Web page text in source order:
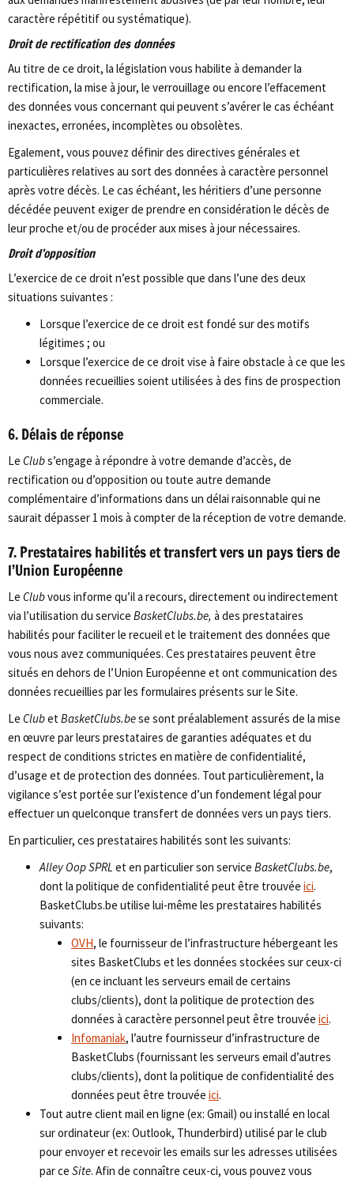
caractère répétitif ou systématique).
Droit de rectification des données
Au titre de ce droit, la législation vous habilite à demander la
rectification, la mise à jour, le verrouillage ou encore l’effacement
des données vous concernant qui peuvent s’avérer le cas échéant
inexactes, erronées, incomplètes ou obsolètes.
Egalement, vous pouvez définir des directives générales et
particulières relatives au sort des données à caractère personnel
après votre décès. Le cas échéant, les héritiers d’une personne
décédée peuvent exiger de prendre en considération le décès de
leur proche et/ou de procéder aux mises à jour nécessaires.
Droit d’opposition
L’exercice de ce droit n’est possible que dans l’une des deux
situations suivantes :
Lorsque l’exercice de ce droit est fondé sur des motifs
légitimes ; ou
Lorsque l’exercice de ce droit vise à faire obstacle à ce que les
données recueillies soient utilisées à des fins de prospection
commerciale.
6. Délais de réponse
Le Clubs’engage à répondre à votre demande d’accès, de
rectification ou d’opposition ou toute autre demande
complémentaire d’informations dans un délai raisonnable qui ne
saurait dépasser 1 mois à compter de la réception de votre demande.
7. Prestataires habilités et transfert vers un pays tiers de
l’Union Européenne
Le Clubvous informe qu’il a recours, directement ou indirectement
via l’utilisation du service BasketClubs.be, à des prestataires
habilités pour faciliter le recueil et le traitement des données que
vous nous avez communiquées. Ces prestataires peuvent être
situés en dehors de l’Union Européenne et ont communication des
données recueillies par les formulaires présents sur le Site.
Le ClubetBasketClubs.bese sont préalablement assurés de la mise
en œuvre par leurs prestataires de garanties adéquates et du
respect de conditions strictes en matière de confidentialité,
d’usage et de protection des données. Tout particulièrement, la
vigilance s’est portée sur l’existence d’un fondement légal pour
effectuer un quelconque transfert de données vers un pays tiers.
En particulier, ces prestataires habilités sont les suivants:
Alley Oop SPRL et en particulier son service BasketClubs.be,
dont la politique de confidentialité peut être trouvée ici.
BasketClubs.be utilise lui-même les prestataires habilités
suivants:
OVH, le fournisseur de l’infrastructure hébergeant les
sites BasketClubs et les données stockées sur ceux-ci
(en ce incluant les serveurs email de certains
clubs/clients), dont la politique de protection des
données à caractère personnel peut être trouvée ici.
Infomaniak, l’autre fournisseur d’infrastructure de
BasketClubs (fournissant les serveurs email d’autres
clubs/clients), dont la politique de confidentialité des
données peut être trouvée ici.
Tout autre client mail en ligne (ex: Gmail) ou installé en local
sur ordinateur (ex: Outlook, Thunderbird) utilisé par le club
pour envoyer et recevoir les emails sur les adresses utilisées
par ce Site. Afin de connaître ceux-ci, vous pouvez vous